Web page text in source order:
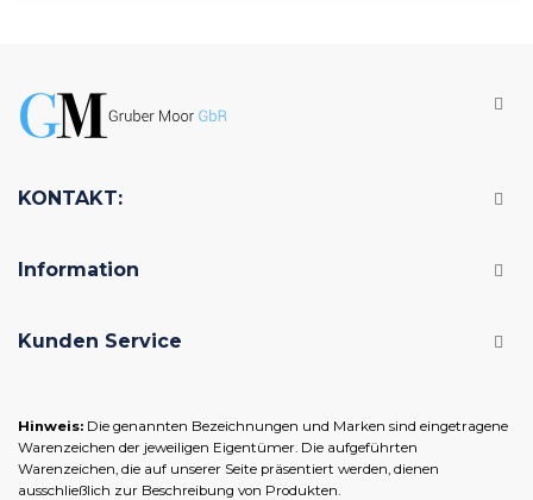
KONTAKT:
Information
Kunden Service
Hinweis: Die genannten Bezeichnungen und Marken sind eingetragene
Warenzeichen der jeweiligen Eigentümer. Die aufgeführten
Warenzeichen, die auf unserer Seite präsentiert werden, dienen
ausschließlich zur Beschreibung von Produkten.